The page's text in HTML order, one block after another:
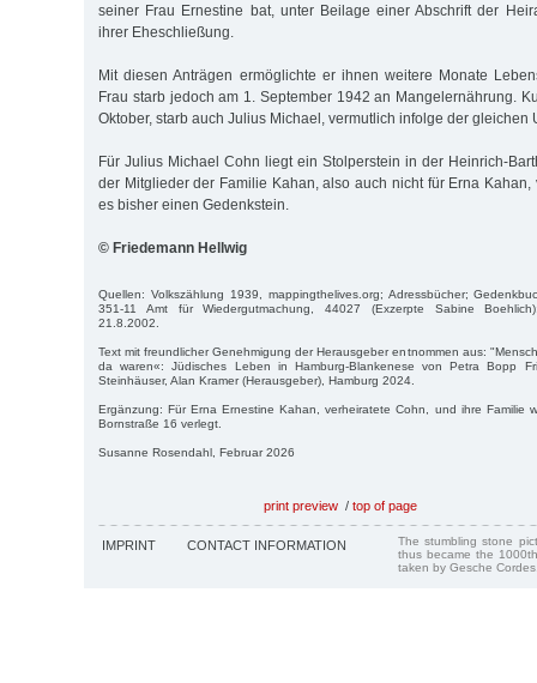
seiner Frau Ernestine bat, unter Beilage einer Abschrift der
ihrer Eheschließung.
Mit diesen Anträgen ermöglichte er ihnen weitere Monate
Frau starb jedoch am 1. September 1942 an Mangelernährung.
Oktober, starb auch Julius Michael, vermutlich infolge der gleichen
Für Julius Michael Cohn liegt ein Stolperstein in der Heinrich-
der Mitglieder der Familie Kahan, also auch nicht für Erna Kahan,
es bisher einen Gedenkstein.
© Friedemann Hellwig
Quellen: Volkszählung 1939, mappingthelives.org; Adressbücher;
351-11 Amt für Wiedergutmachung, 44027 (Exzerpte Sabine
21.8.2002.
Text mit freundlicher Genehmigung der Herausgeber entnommen aus:
da waren«: Jüdisches Leben in Hamburg-Blankenese von Petra Bopp
Steinhäuser, Alan Kramer (Herausgeber), Hamburg 2024.
Ergänzung: Für Erna Ernestine Kahan, verheiratete Cohn, und ihre Familie
Bornstraße 16 verlegt.
Susanne Rosendahl, Februar 2026
print preview / top of page
IMPRINT CONTACT INFORMATION
The stumbling stone
thus became the
taken by Gesche